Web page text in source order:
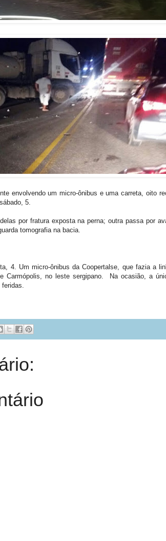
envolvendo um micro-ônibus e uma carreta, oito
5.
por fratura exposta na perna; outra passa por
tomografia na bacia.
4. Um micro-ônibus da Coopertalse, que fazia a
Carmópolis, no leste sergipano. Na ocasião, a